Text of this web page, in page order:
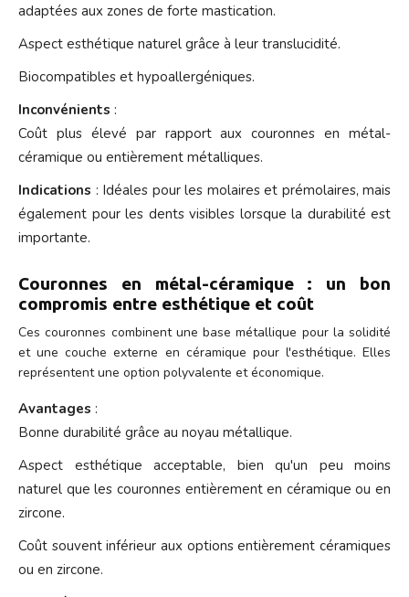
adaptées aux zones de forte mastication.
Aspect esthétique naturel grâce à leur translucidité.
Biocompatibles et hypoallergéniques.
Inconvénients :
Coût plus élevé par rapport aux couronnes en métal-
céramique ou entièrement métalliques.
Indications : Idéales pour les molaires et prémolaires, mais
également pour les dents visibles lorsque la durabilité est
importante.
Couronnes en métal-céramique : un bon
compromis entre esthétique et coût
Ces couronnes combinent une base métallique pour la solidité
et une couche externe en céramique pour l'esthétique. Elles
représentent une option polyvalente et économique.
Avantages :
Bonne durabilité grâce au noyau métallique.
Aspect esthétique acceptable, bien qu'un peu moins
naturel que les couronnes entièrement en céramique ou en
zircone.
Coût souvent inférieur aux options entièrement céramiques
ou en zircone.